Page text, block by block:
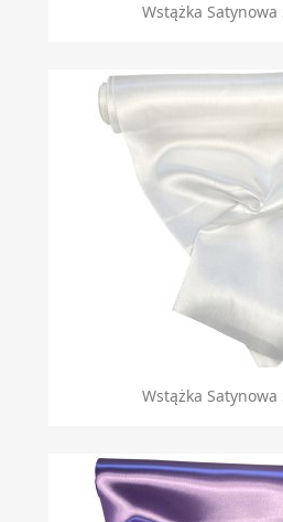
Wstążka Satynowa
Wstążka Satynowa